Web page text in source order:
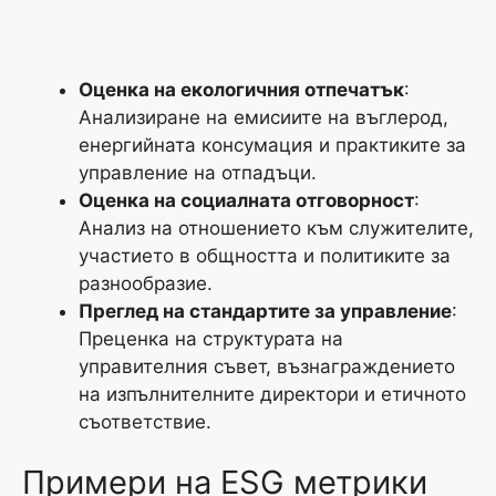
Оценка на екологичния отпечатък:
Анализиране на емисиите на въглерод,
енергийната консумация и практиките за
управление на отпадъци.
Оценка на социалната отговорност:
Анализ на отношението към служителите,
участието в общността и политиките за
разнообразие.
Преглед на стандартите за управление:
Преценка на структурата на
управителния съвет, възнаграждението
на изпълнителните директори и етичното
съответствие.
Примери на ЕSG метрики